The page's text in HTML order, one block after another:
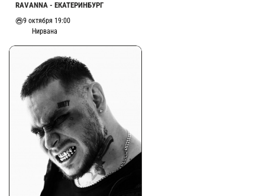
RAVANNA - ЕКАТЕРИНБУРГ
9 октября 19:00
Нирвана